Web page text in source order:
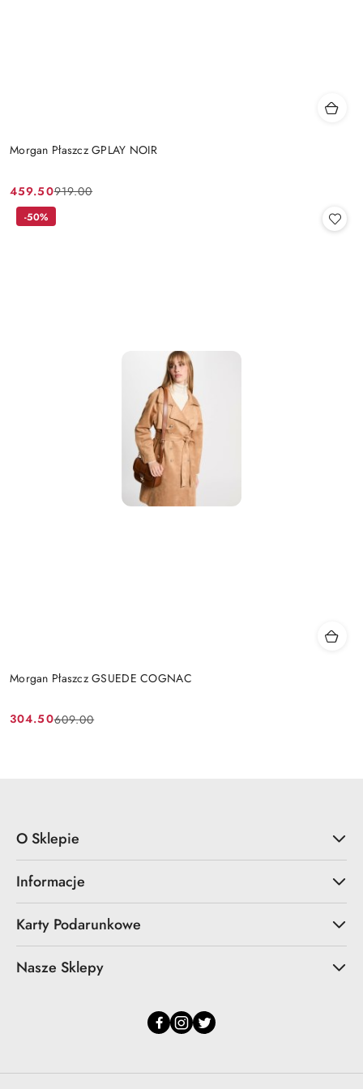
Morgan Płaszcz GPLAY NOIR
Cena
promocyjna:
459.50
Cena
przed
919.00
Morgan Płaszcz GSUEDE COGNAC
Cena
304.50
Cena
609.00
-50%
O Sklepie
Informacje
Karty Podarunkowe
Nasze Sklepy